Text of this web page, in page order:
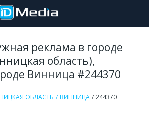
реклама в городе
область),
Винница #244370
ОБЛАСТЬ ВИННИЦА 244370